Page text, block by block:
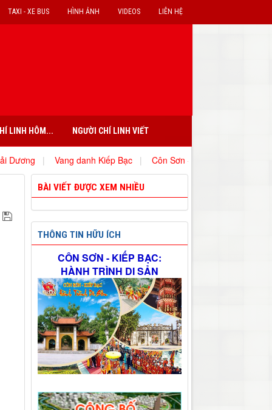
LIÊN HỆ
VIDEOS
HÌNH ẢNH
TAXI - XE BUS
LINH HÔM... NGƯỜI CHÍ LINH VIẾT
danh Kiếp Bạc|Côn Sơn - những giá trị văn hóa, lịch sử vượt
BÀI VIẾT ĐƯỢC XEM NHIỀU
THÔNG TIN HỮU ÍCH
CÔN SƠN - KIẾP BẠC:
HÀNH TRÌNH DI SẢN